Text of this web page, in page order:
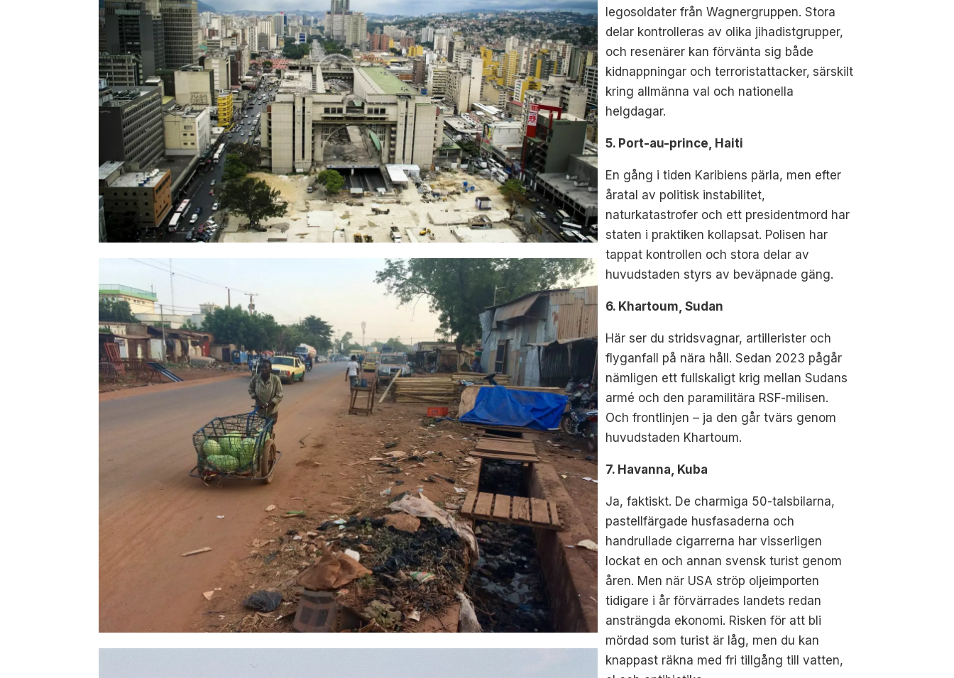
legosoldater från Wagnergruppen. Stora
delar kontrolleras av olika jihadistgrupper,
och resenärer kan förvänta sig både
kidnappningar och terroristattacker‚ särskilt
kring allmänna val och nationella
helgdagar.
5. Port-au-prince, Haiti
En gång i tiden Karibiens pärla, men efter
åratal av politisk instabilitet,
naturkatastrofer och ett presidentmord har
staten i praktiken kollapsat. Polisen har
tappat kontrollen och stora delar av
huvudstaden styrs av beväpnade gäng.
6. Khartoum, Sudan
Här ser du stridsvagnar, artillerister och
flyganfall på nära håll. Sedan 2023 pågår
nämligen ett fullskaligt krig mellan Sudans
armé och den paramilitära RSF-milisen.
Och frontlinjen – ja den går tvärs genom
huvudstaden Khartoum.
7. Havanna, Kuba
Ja, faktiskt. De charmiga 50-talsbilarna,
pastellfärgade husfasaderna och
handrullade cigarrerna har visserligen
lockat en och annan svensk turist genom
åren. Men när USA ströp oljeimporten
tidigare i år förvärrades landets redan
ansträngda ekonomi. Risken för att bli
mördad som turist är låg, men du kan
knappast räkna med fri tillgång till vatten,